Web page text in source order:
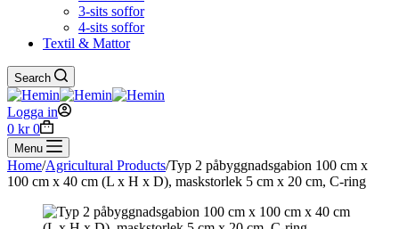
3-sits soffor
4-sits soffor
Textil & Mattor
Search
Logga in
Shopping
cart
0 kr 0
Menu
Home/Agricultural Products/Typ 2 påbyggnadsgabion 100 cm x
100 cm x 40 cm (L x H x D), maskstorlek 5 cm x 20 cm, C-ring